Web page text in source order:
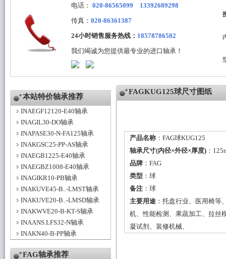
电话： 020-86565099 13392689298
传真： 020-86361387
24小时销售服务热线： 18578786582
我们竭诚为您提供最专业的进口轴承！
本站特价轴承推荐
INAEGF12120-E40轴承
INAGIL30-DO轴承
INAPASE30-N-FA125轴承
INAKGSC25-PP-AS轴承
INAEGB1225-E40轴承
INAEGBZ1008-E40轴承
INAGIKR10-PB轴承
INAKUVE45-B..-LMST轴承
INAKUVE20-B..-LMSD轴承
INAKWVE20-B-KT-S轴承
INAANS.LFS32-N轴承
INAKN40-B-PP轴承
FAG轴承推荐
FAGKUG125球尺寸图纸
产品名称 ：FAG球KUG125
轴承尺寸(内径×外径×厚度) ：
品牌 ： FAG
类型 ： 球
备注 ：球
主要用途 ：托盘行业、医用椅等
机、性能检测、果蔬加工、拉丝
凝试剂、装修机械、